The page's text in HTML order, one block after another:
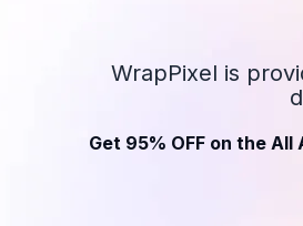
WrapPixel is
Get 95% OFF on the